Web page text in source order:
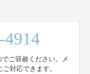
4914
ご容赦ください。メ
対応できます。